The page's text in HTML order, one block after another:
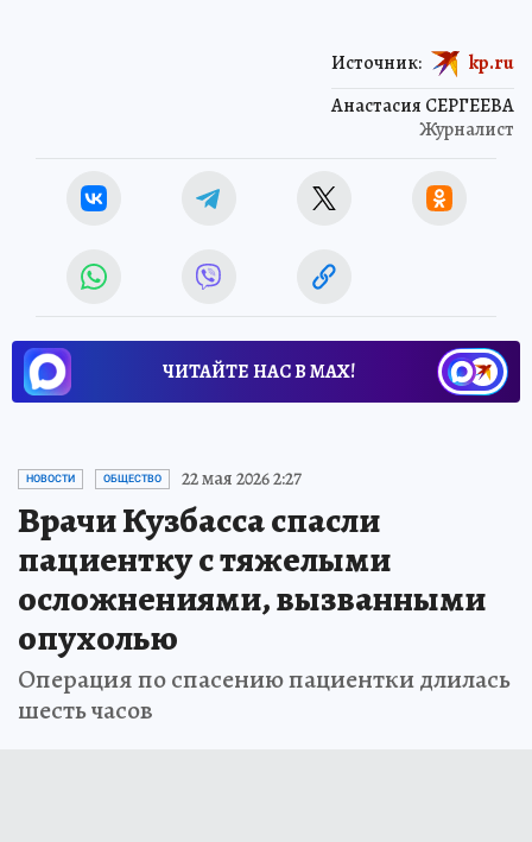
Анастасия СЕРГЕЕВА
Журналист
Источник: kp.ru
ЧИТАЙТЕ НАС В МАХ!
НОВОСТИ ОБЩЕСТВО 22 мая 2026 2:27
Врачи Кузбасса спасли
пациентку с тяжелыми
осложнениями, вызванными
опухолью
Операция по спасению пациентки длилась
шесть часов